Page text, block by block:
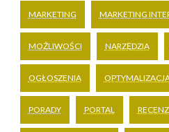
MARKETING MARKETING
MOŻLIWOŚCI NARZĘDZIA
OGŁOSZENIA
PORADY PORTAL